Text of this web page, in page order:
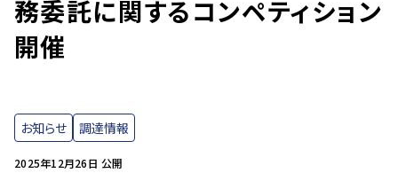
務委託に関するコンペティション
開催
2025年12月26日 公開
お知らせ 調達情報